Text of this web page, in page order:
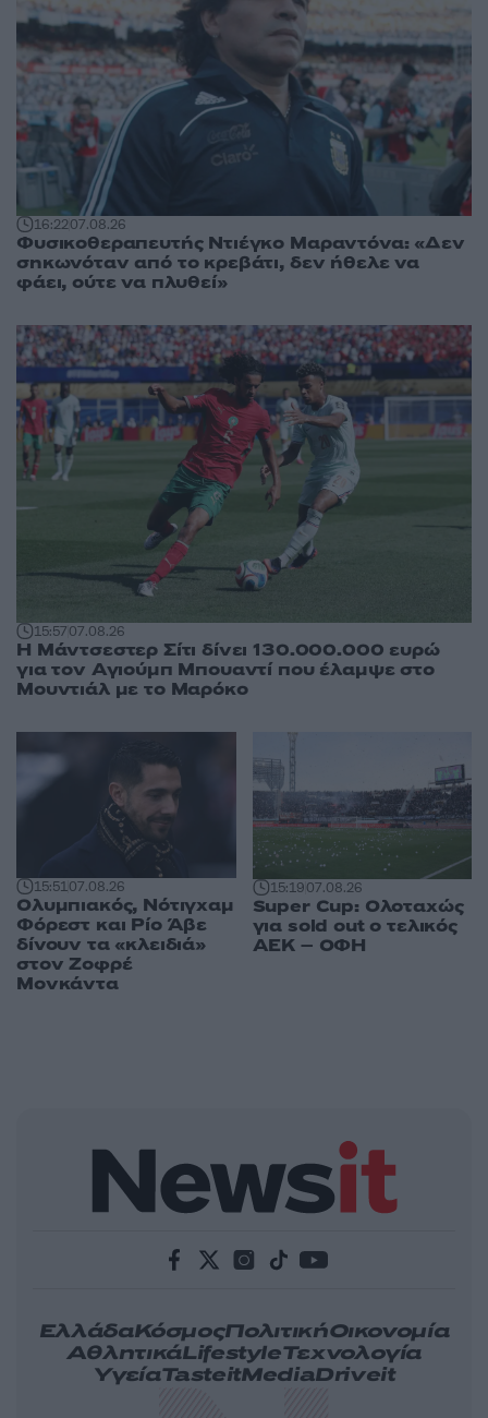
16:2207.08.26
Φυσικοθεραπευτής Ντιέγκο Μαραντόνα: «Δεν
σηκωνόταν από το κρεβάτι, δεν ήθελε να
φάει, ούτε να πλυθεί»
15:5707.08.26
Η Μάντσεστερ Σίτι δίνει 130.000.000 ευρώ
για τον Αγιούμπ Μπουαντί που έλαμψε στο
Μουντιάλ με το Μαρόκο
15:5107.08.26
Ολυμπιακός, Νότιγχαμ
Φόρεστ και Ρίο Άβε
δίνουν τα «κλειδιά»
στον Ζοφρέ
Μονκάντα
15:1907.08.26
Super Cup: Ολοταχώς
για sold out ο τελικός
ΑΕΚ – ΟΦΗ
ΕλλάδαΚόσμοςΠολιτικήΟικονομία
ΑθλητικάLifestyleΤεχνολογία
ΥγείαTasteitMediaDriveit